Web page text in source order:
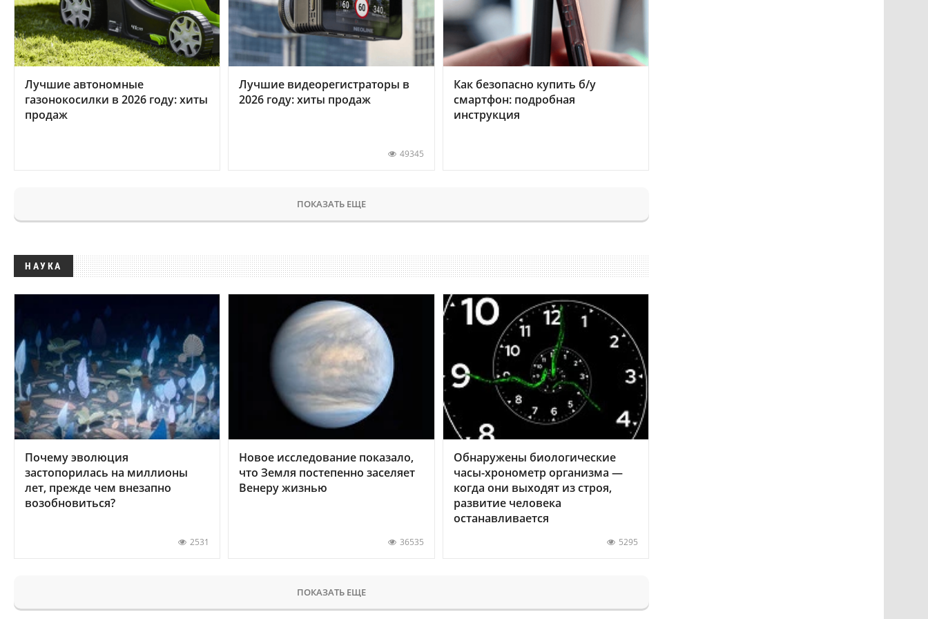
Лучшие автономные
газонокосилки в 2026 году: хиты
продаж
Лучшие видеорегистраторы в
2026 году: хиты продаж
49345
Как безопасно купить б/у
смартфон: подробная
инструкция
ПОКАЗАТЬ ЕЩЕ
НАУКА
Почему эволюция
застопорилась на миллионы
лет, прежде чем внезапно
возобновиться?
2531
Новое исследование показало,
что Земля постепенно заселяет
Венеру жизнью
36535
Обнаружены биологические
часы-хронометр организма —
когда они выходят из строя,
развитие человека
останавливается
5295
ПОКАЗАТЬ ЕЩЕ